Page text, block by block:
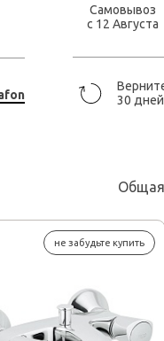
Самовывоз
с 12 Августа
30
не забудьте купить